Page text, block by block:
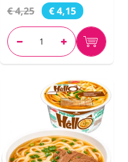
€ 4,25 € 4,15